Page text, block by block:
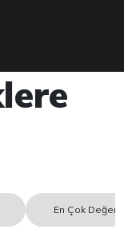
En Çok